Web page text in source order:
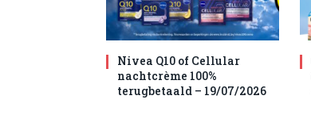
Nivea Q10 of Cellular
nachtcrème 100%
terugbetaald – 19/07/2026